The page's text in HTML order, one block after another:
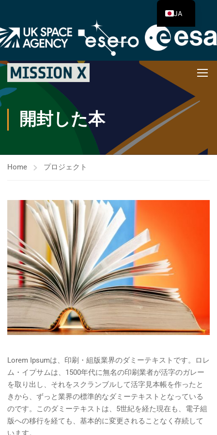
開封した本
Home プロジェクト
Lorem Ipsumは、印刷・組版業界のダミーテキストです。ロレ
ム・イプサムは、1500年代に無名の印刷業者が活字のガレー
を取り出し、それをスクランブルして活字見本帳を作ったと
きから、ずっと業界の標準的なダミーテキストとなっている
のです。このダミーテキストは、5世紀を経た現在も、電子組
版への移行を経ても、基本的に変更されることなく存続して
います。
JA